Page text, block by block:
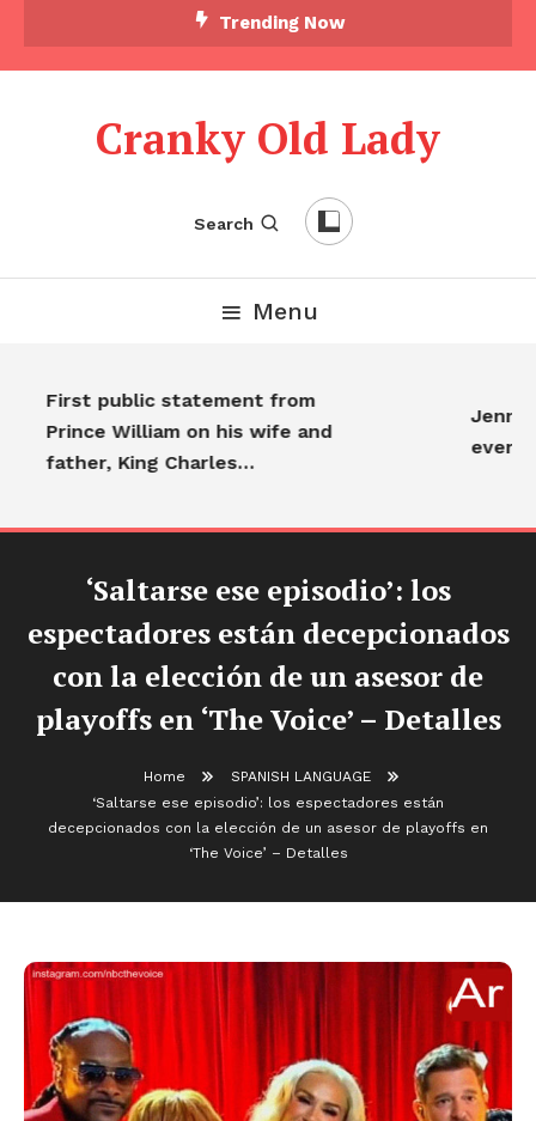
Trending Now
Cranky Old Lady
Search
Menu
First public statement from
Prince William on his wife and
father, King Charles…
‘Saltarse ese episodio’: los
espectadores están decepcionados
con la elección de un asesor de
playoffs en ‘The Voice’ – Detalles
Home
SPANISH LANGUAGE
‘Saltarse ese episodio’: los espectadores están
decepcionados con la elección de un asesor de playoffs en
‘The Voice’ – Detalles